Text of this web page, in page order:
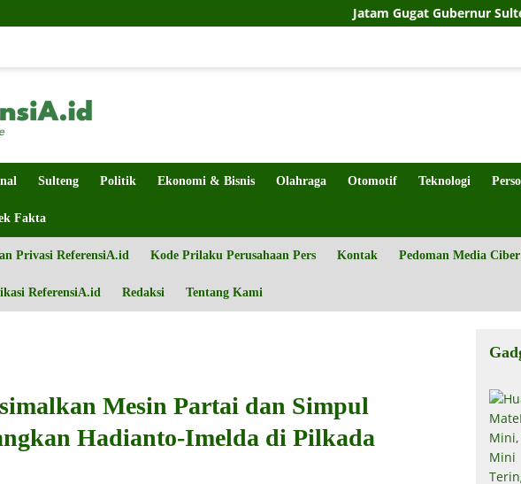
Jatam Gugat Gubernur Sulteng Soal
Sulteng Politik Ekonomi & Bisnis Olahraga Otomotif Teknologi
Fakta
Privasi ReferensiA.id Kode Prilaku Perusahaan Pers Kontak Pedoman Media Ciber
ReferensiA.id Redaksi Tentang Kami
Mesin Partai dan Simpul
Hadianto-Imelda di Pilkada